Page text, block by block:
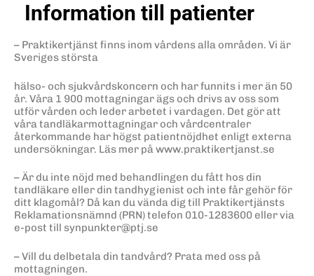
Information till patienter
– Praktikertjänst finns inom vårdens alla områden. Vi är
Sveriges största
hälso- och sjukvårdskoncern och har funnits i mer än 50
år. Våra 1 900 mottagningar ägs och drivs av oss som
utför vården och leder arbetet i vardagen. Det gör att
våra tandläkarmottagningar och vårdcentraler
återkommande har högst patientnöjdhet enligt externa
undersökningar. Läs mer på www.praktikertjanst.se
– Är du inte nöjd med behandlingen du fått hos din
tandläkare eller din tandhygienist och inte får gehör för
ditt klagomål? Då kan du vända dig till Praktikertjänsts
Reklamationsnämnd (PRN) telefon 010-1283600 eller via
e-post till synpunkter@ptj.se
– Vill du delbetala din tandvård? Prata med oss på
mottagningen.